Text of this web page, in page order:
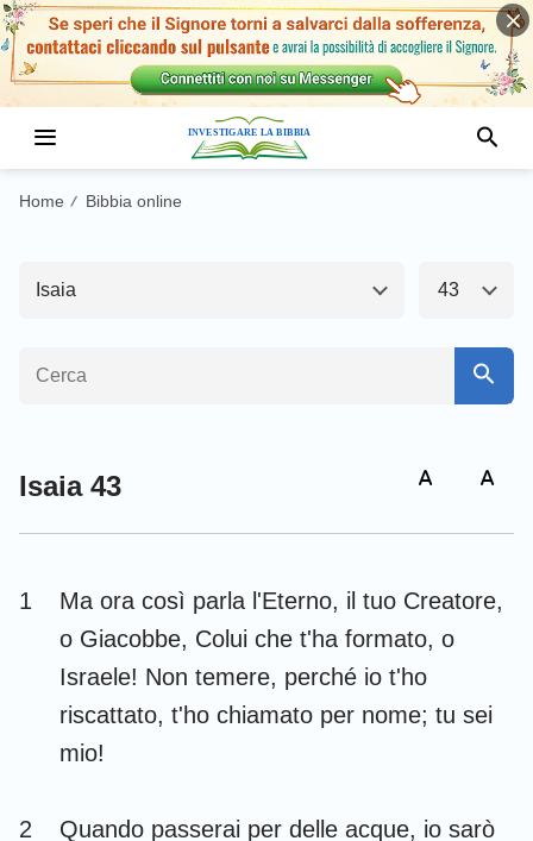
Home / Bibbia online
Isaia
Antico Testamento1 Nuovo Testamento
Genesi
Deuteronomio
Ester Giobbe
Proverbi
Ecclesiaste Cantici
Isaia
Lamentazioni Ezechiele
43
Isaia 43
1
Ma ora così parla l'Eterno, il tuo Creatore,
o Giacobbe, Colui che t'ha formato, o
Israele! Non temere, perché io t'ho
riscattato, t'ho chiamato per nome; tu sei
mio!
2
Quando passerai per delle acque, io sarò